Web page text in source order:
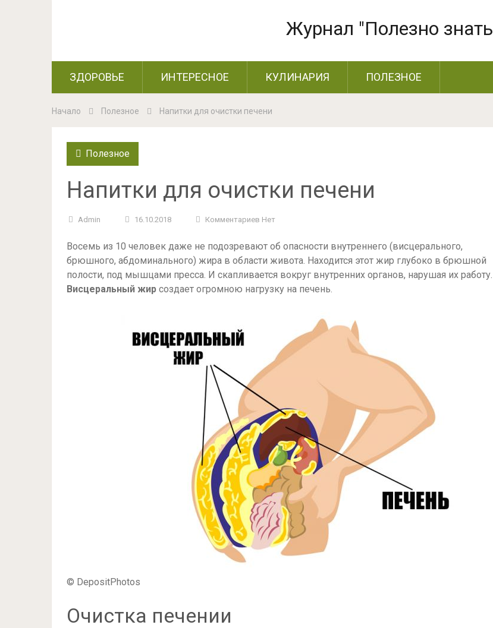
Журнал "Полезно
ЗДОРОВЬЕ ИНТЕРЕСНОЕ КУЛИНАРИЯ ПОЛЕЗНОЕ
Начало Полезное Напитки для очистки печени
Полезное
Напитки для очистки печени
Admin 16.10.2018 Комментариев Нет
Восемь из 10 человек даже не подозревают об опасности внутреннего (висцерального,
брюшного, абдоминального) жира в области живота. Находится этот жир глубоко в брюшной
полости, под мышцами пресса. И скапливается вокруг внутренних органов, нарушая их работу.
Висцеральный жир создает огромною нагрузку на печень.
© DepositPhotos
Очистка печении